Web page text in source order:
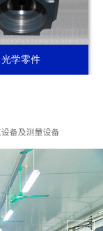
光学零件